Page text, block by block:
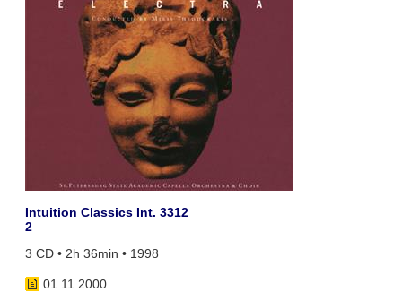
Intuition Classics Int. 3312
2
3 CD • 2h 36min • 1998
01.11.2000